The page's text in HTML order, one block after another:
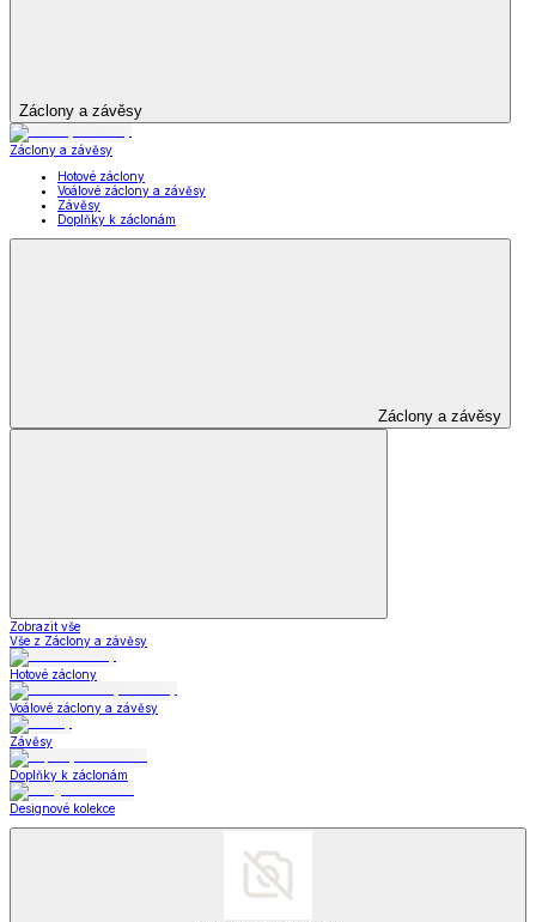
Záclony a závěsy
Záclony a závěsy
Hotové záclony
Voálové záclony a závěsy
Závěsy
Doplňky k záclonám
Záclony a závěsy
Zobrazit vše
Vše z Záclony a závěsy
Hotové záclony
Voálové záclony a závěsy
Závěsy
Doplňky k záclonám
Designové kolekce